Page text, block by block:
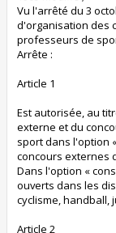
Vu l'arrêté du 3
d'organisation des
professeurs de
Arrête :
Article 1
Est autorisée, au
externe et du
sport dans l'option
concours externes
Dans l'option «
ouverts dans les
cyclisme, handball,
Article 2